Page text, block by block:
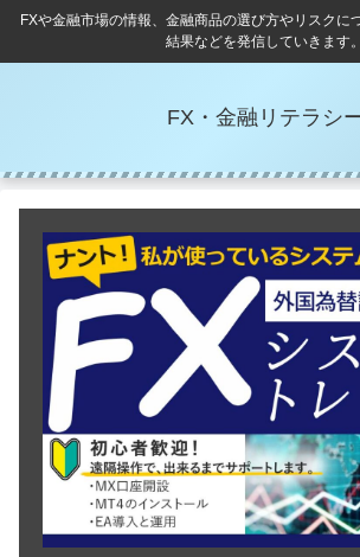
FXや金融市場の情報、金融商品の選び方やリスクに
結果などを発信していきます。
FX・金融リテラシ